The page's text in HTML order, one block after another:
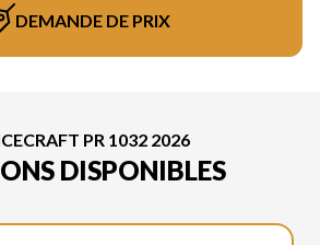
DEMANDE DE PRIX
PR 1032 2026
DISPONIBLES